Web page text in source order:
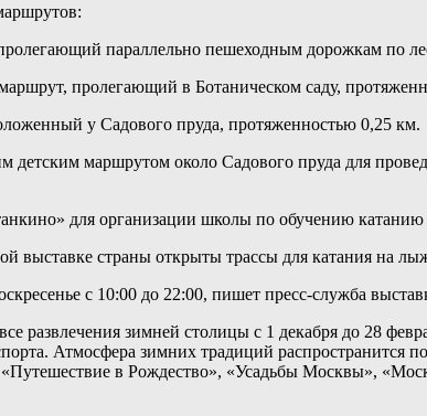
параллельно пешеходным дорожкам по
пролегающий в Ботаническом саду,
у Садового пруда, протяженностью 0,25 км.
маршрутом около Садового пруда для
для организации школы по обучению
с 10:00 до 22:00, пишет пресс-служба
развлечения зимней столицы с 1 декабря до 28
Атмосфера зимних традиций
в Рождество», «Усадьбы Москвы»,